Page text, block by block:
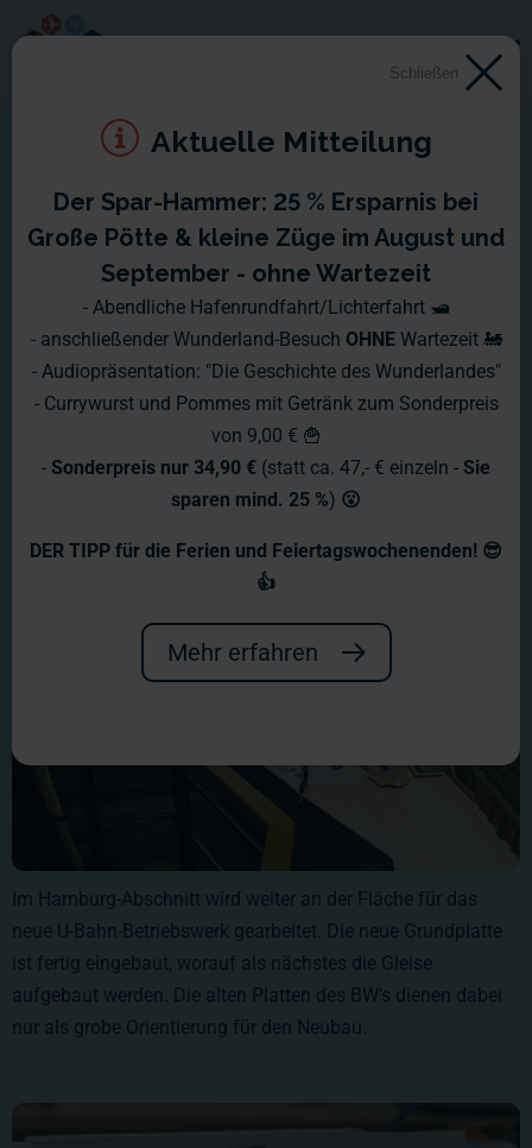
Montag 12. November –
Sonntag 18. November
2012
In der letzten Woche gab es ein großes Eröffnungsevent im
Miniatur Wunderland, aber bevor wir darauf eingehen,
wenden wir uns den restlichen Baustellen und Neuerungen
auf der Anlage zu.
Im Hamburg-Abschnitt wird weiter an der Fläche für das
neue U-Bahn-Betriebswerk gearbeitet. Die neue Grundplatte
ist fertig eingebaut, worauf als nächstes die Gleise
aufgebaut werden. Die alten Platten des BW's dienen dabei
nur als grobe Orientierung für den Neubau.
Schließen
Aktuelle Mitteilung
Der Spar-Hammer: 25 % Ersparnis bei
Große Pötte & kleine Züge im August und
September - ohne Wartezeit
- Abendliche Hafenrundfahrt/Lichterfahrt 🛥️
- anschließender Wunderland-Besuch OHNE Wartezeit 🚂
- Audiopräsentation: "Die Geschichte des Wunderlandes"
- Currywurst und Pommes mit Getränk zum Sonderpreis
von 9,00 € 🍟
- Sonderpreis nur 34,90 € (statt ca. 47,- € einzeln - Sie
sparen mind. 25 %) 😮
DER TIPP für die Ferien und Feiertagswochenenden! 😎
👍
Mehr erfahren